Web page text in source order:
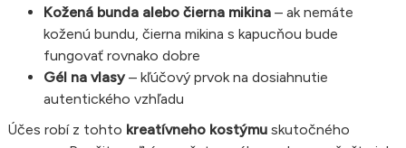
Kožená bunda alebo čierna mikina – ak nemáte
koženú bundu, čierna mikina s kapucňou bude
fungovať rovnako dobre
Gél na vlasy– kľúčový prvok na dosiahnutie
autentického vzhľadu
Účes robí z tohto kreatívneho kostýmu skutočného